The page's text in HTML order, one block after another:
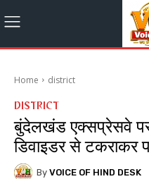
Home district
DISTRICT
बुंदेलखंड एक्सप्रेसवे
डिवाइडर से टकराकर
By VOICE OF HIND DESK